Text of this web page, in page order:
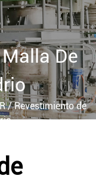
De
/Revestimiento de